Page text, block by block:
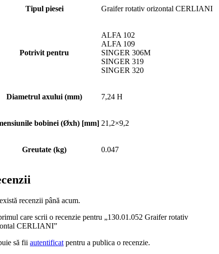
Tipul piesei Graifer rotativ orizontal CERLIANI
Potrivit pentru
ALFA 102
ALFA 109
SINGER 306M
SINGER 319
SINGER 320
Diametrul axului (mm) 7,24 H
bobinei (Øxh) [mm] 21,2×9,2
Greutate (kg) 0.047
recenzii până acum.
care scrii o recenzie pentru „130.01.052 Graifer rotativ
CERLIANI”
să fii autentificat pentru a publica o recenzie.